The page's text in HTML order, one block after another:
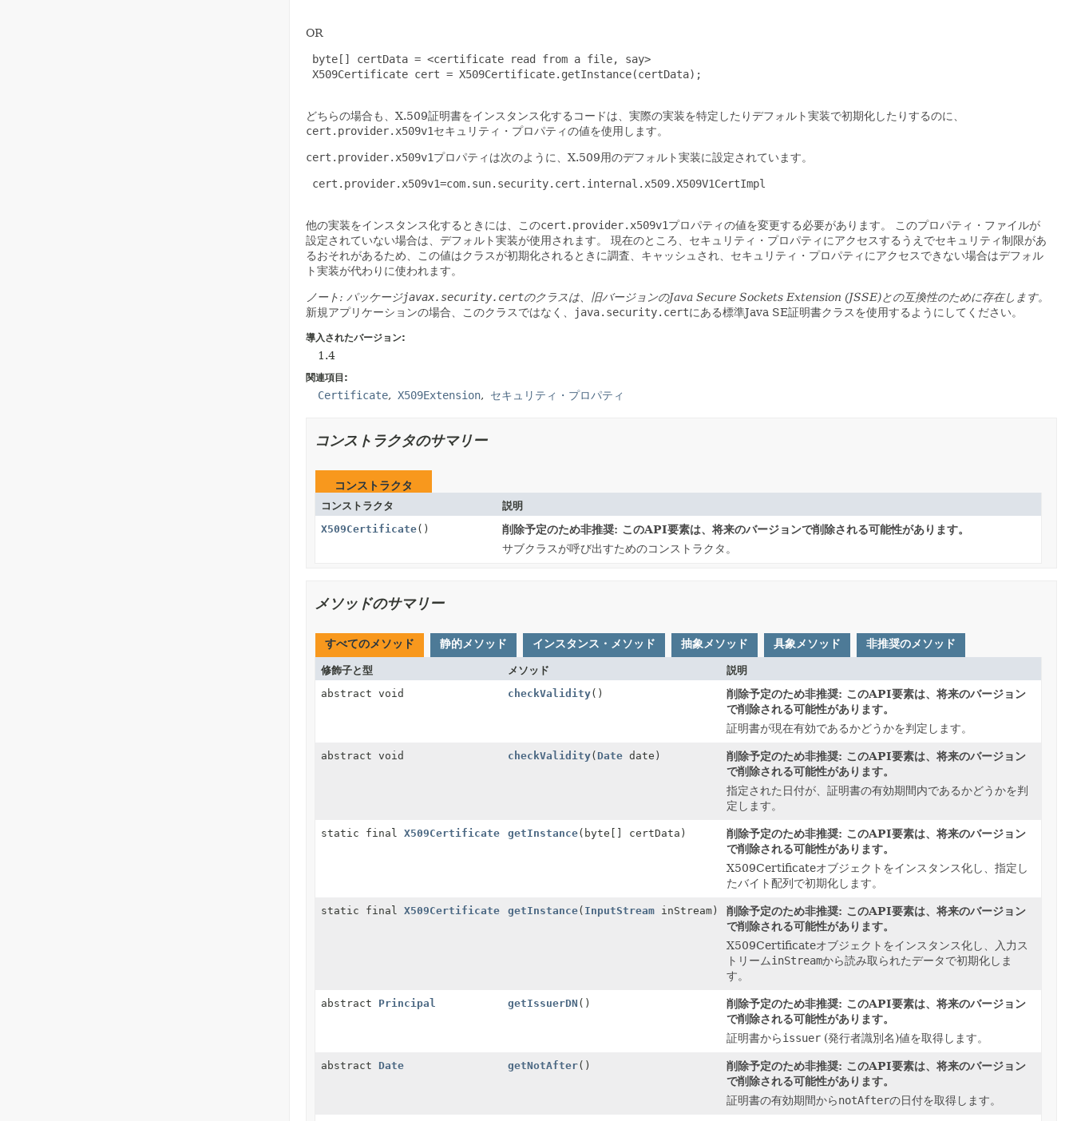
OR
byte[] certData = <certificate read from a file, say>
X509Certificate cert = X509Certificate.getInstance(certData);
どちらの場合も、X.509証明書をインスタンス化するコードは、実際の実装を特定したりデフォルト実装で初期化したりするのに、
cert.provider.x509v1セキュリティ・プロパティの値を使用します。
cert.provider.x509v1プロパティは次のように、X.509用のデフォルト実装に設定されています。
cert.provider.x509v1=com.sun.security.cert.internal.x509.X509V1CertImpl
他の実装をインスタンス化するときには、このcert.provider.x509v1プロパティの値を変更する必要があります。
このプロパティ・ファイルが
設定されていない場合は、デフォルト実装が使用されます。
現在のところ、セキュリティ・プロパティにアクセスするうえでセキュリティ制限があ
るおそれがあるため、この値はクラスが初期化されるときに調査、キャッシュされ、セキュリティ・プロパティにアクセスできない場合はデフォル
ト実装が代わりに使われます。
ノート: パッケージjavax.security.certのクラスは、旧バージョンのJava Secure Sockets Extension (JSSE)との互換性のために存在します。
新規アプリケーションの場合、このクラスではなく、
java.security.certにある標準Java SE証明書クラスを使用するようにしてください。
導入されたバージョン:
1.4
関連項目:
Certificate X509Extension セキュリティ・プロパティ
コンストラクタのサマリー
コンストラクタ
コンストラクタ
説明
X509Certificate()
削除予定のため非推奨: このAPI要素は、将来のバージョンで削除される可能性があります。
サブクラスが呼び出すためのコンストラクタ。
メソッドのサマリー
すべてのメソッド 静的メソッド インスタンス・メソッド 抽象メソッド 具象メソッド 非推奨のメソッド
修飾子と型 メソッド
説明
abstract void
checkValidity()
削除予定のため非推奨: このAPI要素は、将来のバージョン
で削除される可能性があります。
証明書が現在有効であるかどうかを判定します。
abstract void checkValidity( Datedate)
削除予定のため非推奨: このAPI要素は、将来のバージョン
で削除される可能性があります。
指定された日付が、証明書の有効期間内であるかどうかを判
定します。
static final X509Certificate getInstance(byte[] certData)
削除予定のため非推奨: このAPI要素は、将来のバージョン
で削除される可能性があります。
X509Certificateオブジェクトをインスタンス化し、指定し
たバイト配列で初期化します。
static final X509Certificate getInstance( InputStreaminStream)
削除予定のため非推奨: このAPI要素は、将来のバージョン
で削除される可能性があります。
X509Certificateオブジェクトをインスタンス化し、入力ス
トリームinStreamから読み取られたデータで初期化しま
す。
abstract Principal getIssuerDN ()
削除予定のため非推奨: このAPI要素は、将来のバージョン
で削除される可能性があります。
証明書からissuer(発行者識別名)値を取得します。
abstract Date getNotAfter()
削除予定のため非推奨: このAPI要素は、将来のバージョン
で削除される可能性があります。
証明書の有効期間からnotAfterの日付を取得します。